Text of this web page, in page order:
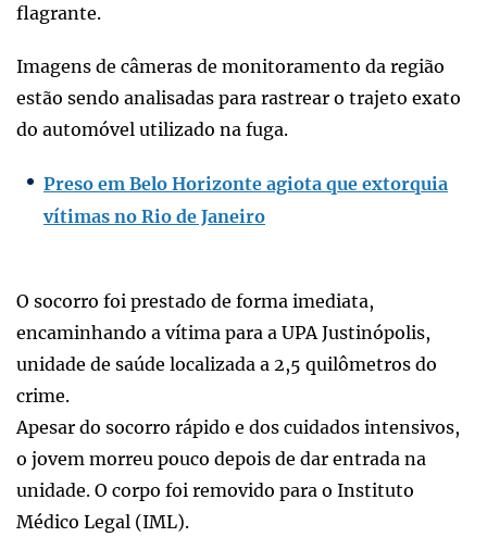
flagrante.
Imagens de câmeras de monitoramento da região
estão sendo analisadas para rastrear o trajeto exato
do automóvel utilizado na fuga.
Preso em Belo Horizonte agiota que extorquia
vítimas no Rio de Janeiro
O socorro foi prestado de forma imediata,
encaminhando a vítima para a UPA Justinópolis,
unidade de saúde localizada a 2,5 quilômetros do
crime.
Apesar do socorro rápido e dos cuidados intensivos,
o jovem morreu pouco depois de dar entrada na
unidade. O corpo foi removido para o Instituto
Médico Legal (IML).